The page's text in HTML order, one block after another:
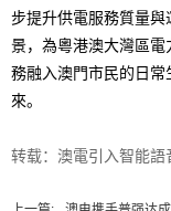
步提升供電服務質量
景，為粵港澳大灣區
務融入澳門市民的日
來。
转载：澳電引入智能